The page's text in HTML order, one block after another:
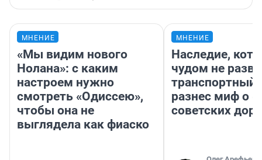
МНЕНИЕ
«Мы видим нового
Нолана»: с каким
настроем нужно
смотреть «Одиссею»,
чтобы она не
выглядела как фиаско
МНЕНИЕ
Наследие,
чудом не
транспортный
разнес миф о
советских